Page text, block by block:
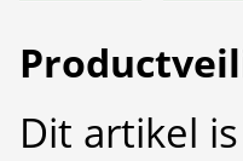
Dit artikel